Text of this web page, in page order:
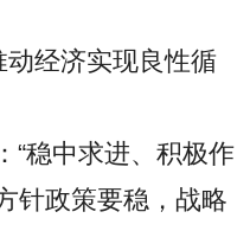
动经济实现良性循
“稳中求进、积极作
针政策要稳，战略